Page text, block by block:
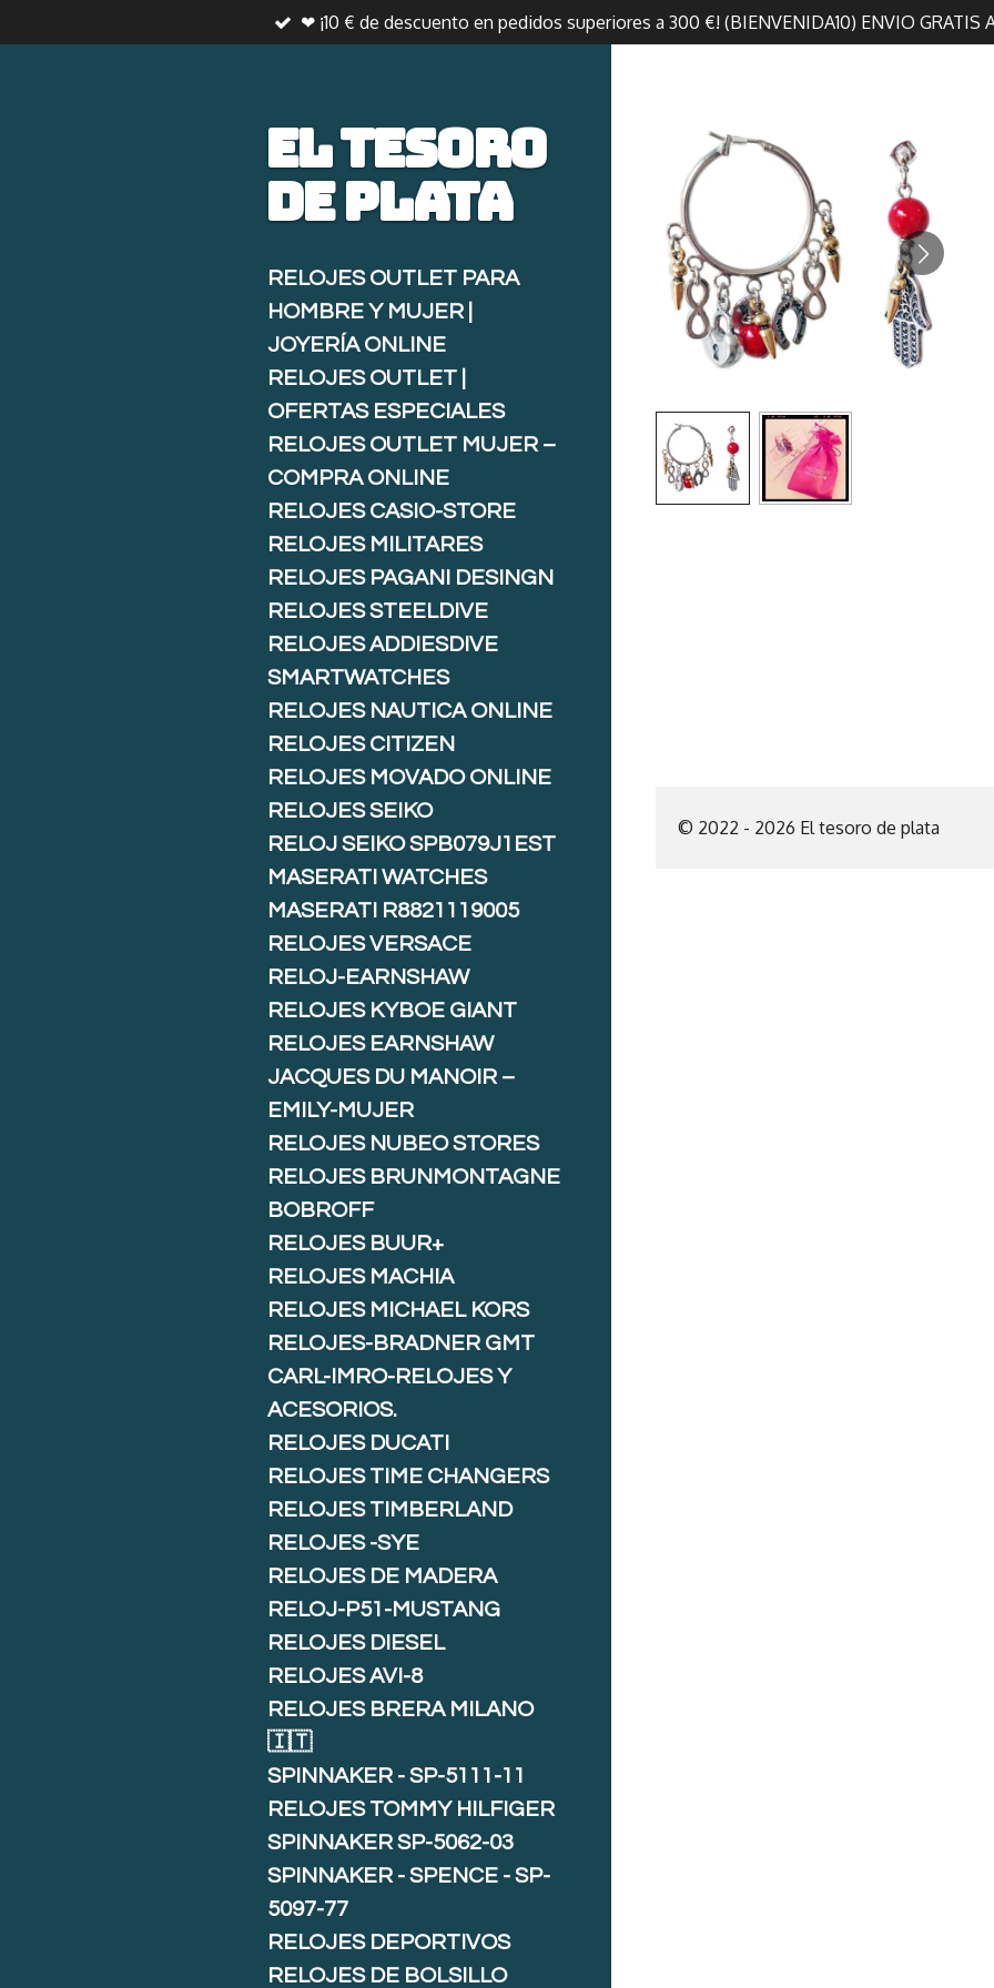
al
❤ ¡10 € de descuento en pedidos superiores a 300 €! (BIENVENIDA10) ENVIO GRATIS
© 2022 - 2026 El tesoro de plata
El tesoro
deplata
RELOJES OUTLET PARA
HOMBRE Y MUJER |
JOYERÍA ONLINE
RELOJES OUTLET |
OFERTAS ESPECIALES
RELOJES OUTLET MUJER –
COMPRA ONLINE
RELOJES CASIO-STORE
RELOJES MILITARES
RELOJES PAGANI DESINGN
RELOJES STEELDIVE
RELOJES ADDIESDIVE
SMARTWATCHES
RELOJES NAUTICA ONLINE
RELOJES CITIZEN
RELOJES MOVADO ONLINE
RELOJES SEIKO
RELOJ SEIKO SPB079J1EST
MASERATI WATCHES
MASERATI R8821119005
RELOJES VERSACE
RELOJ-EARNSHAW
RELOJES KYBOE GIANT
RELOJES EARNSHAW
JACQUES DU MANOIR –
EMILY-MUJER
RELOJES NUBEO STORES
RELOJES BRUNMONTAGNE
BOBROFF
RELOJES BUUR+
RELOJES MACHIA
RELOJES MICHAEL KORS
RELOJES-BRADNER GMT
CARL-IMRO-RELOJES Y
ACESORIOS.
RELOJES DUCATI
RELOJES TIME CHANGERS
RELOJES TIMBERLAND
RELOJES -SYE
RELOJES DE MADERA
RELOJ-P51-MUSTANG
RELOJES DIESEL
RELOJES AVI-8
RELOJES BRERA MILANO
🇮🇹
SPINNAKER - SP-5111-11
RELOJES TOMMY HILFIGER
SPINNAKER SP-5062-03
SPINNAKER - SPENCE - SP-
5097-77
RELOJES DEPORTIVOS
RELOJES DE BOLSILLO